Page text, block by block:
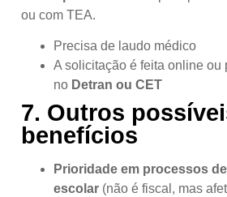
ou com TEA.
Precisa de laudo médico
A solicitação é feita online ou
no Detran ou CET
7. Outros
benefícios
Prioridade em processos
escolar (não é fiscal, mas